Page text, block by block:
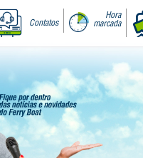
Contatos
Hora
marcada